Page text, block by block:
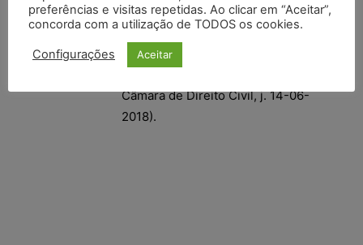
(TJSC, Apelação Cível n. 0301096-
05.2017.8.24.0012, de Caçador, rel.
Câmara de Direito Civil, j. 14-06-
2018).
preferências e visitas repetidas. Ao clicar em “Aceitar”,
concorda com a utilização de TODOS os cookies.
Configurações Aceitar